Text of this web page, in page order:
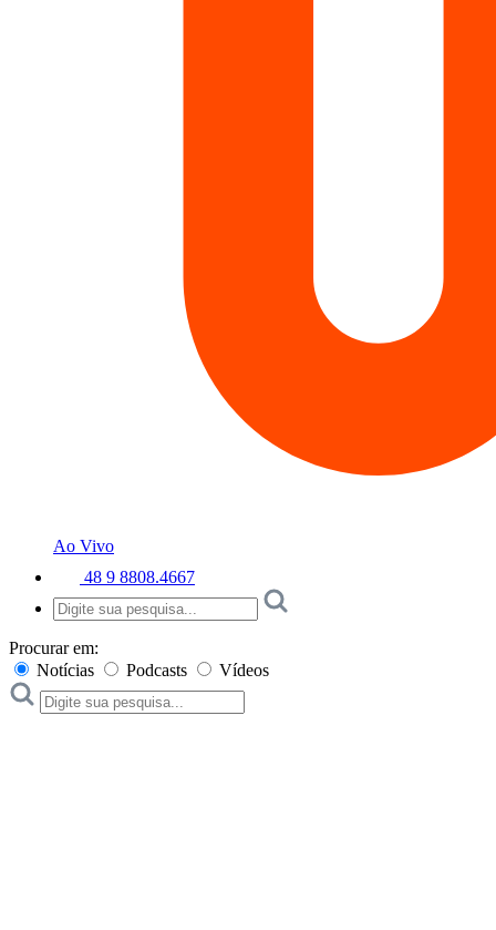
Ao Vivo
48 9 8808.4667
Procurar em:
Notícias
Podcasts Vídeos